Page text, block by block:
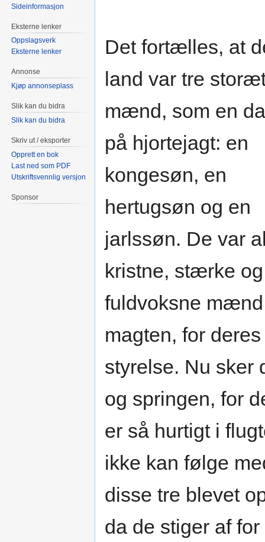
Det fortælles, at
land var tre
mænd, som en
på hjortejagt: en
kongesøn, en
hertugsøn og en
jarlssøn. De var
kristne, stærke og
fuldvoksne
magten, for
styrelse. Nu sker
og springen, for
er så hurtigt i
ikke kan følge
disse tre blevet
da de stiger af
Sideinformasjon
Eksterne lenker
Oppslagsverk
Eksterne lenker
Annonse
Kjøp annonseplass
Slik kan du bidra
Slik kan du bidra
Skriv ut / eksporter
Opprett en bok
Last ned som PDF
Utskriftsvennlig versjon
Sponsor